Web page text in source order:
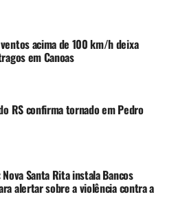
acima de 100 km/h deixa
em Canoas
RS confirma tornado em Pedro
Santa Rita instala Bancos
alertar sobre a violência contra a